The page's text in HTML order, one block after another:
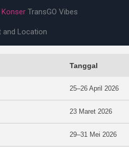
TransGO Vibes
and Location
Tanggal
25–26 April 2026
23 Maret 2026
29–31 Mei 2026